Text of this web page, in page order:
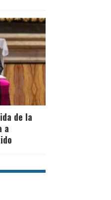
de la
a